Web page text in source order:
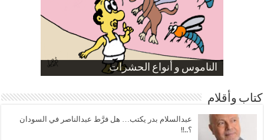
الناموس و أنواع الحشرات
الموظفين بعد ارتفاع الأسعار
ارتفاع نسبة الطلاق في مصر
صورة كاركاتيرية
صورة كاركاتيرية
كتاب وأقلام
عبدالسلام بدر يكتب… هل فرَّط عبدالناصر في السودان
؟..!!